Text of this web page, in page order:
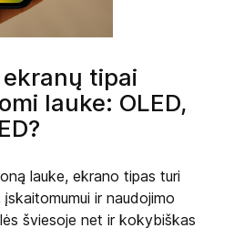
tipai
lauke: OLED,
lauke, ekrano tipas turi
ir naudojimo
šviesoje net ir kokybiškas